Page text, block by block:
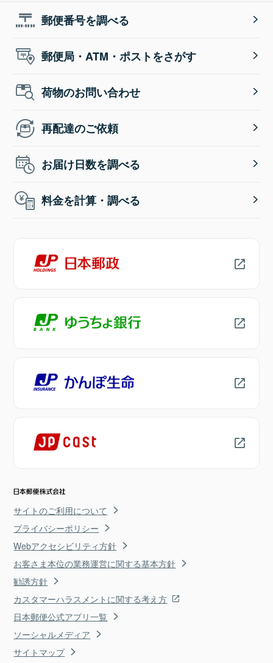
郵便番号を調べる
郵便局・ATM・ポストをさがす
荷物のお問い合わせ
再配達のご依頼
お届け日数を調べる
料金を計算・調べる
サイトのご利用について
プライバシーポリシー
Webアクセシビリティ方針
お客さま本位の業務運営に関する基本方針
勧誘方針
カスタマーハラスメントに関する考え方
日本郵便公式アプリ一覧
ソーシャルメディア
サイトマップ